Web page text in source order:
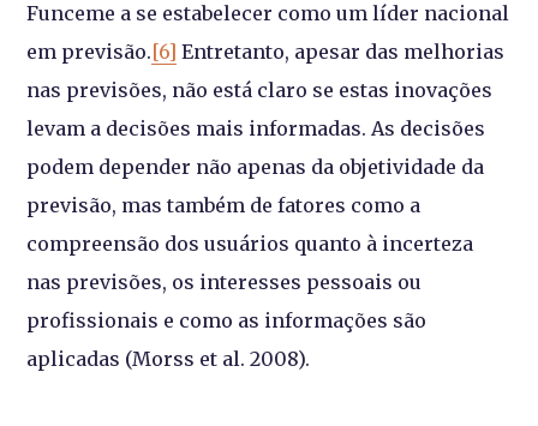
Funceme a se estabelecer como um líder nacional
em previsão.[6] Entretanto, apesar das melhorias
nas previsões, não está claro se estas inovações
levam a decisões mais informadas. As decisões
podem depender não apenas da objetividade da
previsão, mas também de fatores como a
compreensão dos usuários quanto à incerteza
nas previsões, os interesses pessoais ou
profissionais e como as informações são
aplicadas (Morss et al. 2008).